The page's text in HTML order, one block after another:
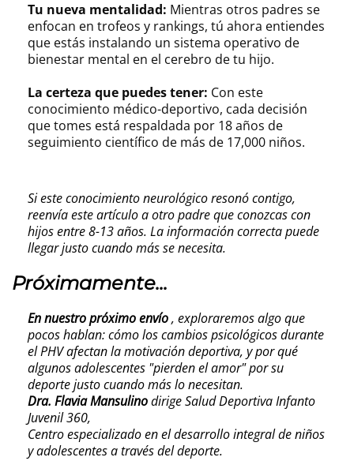
Tu nueva mentalidad: Mientras otros padres se
enfocan en trofeos y rankings, tú ahora entiendes
que estás instalando un sistema operativo de
bienestar mental en el cerebro de tu hijo.
La certeza que puedes tener: Con este
conocimiento médico-deportivo, cada decisión
que tomes está respaldada por 18 años de
seguimiento científico de más de 17,000 niños.
Si este conocimiento neurológico resonó contigo,
reenvía este artículo a otro padre que conozcas con
hijos entre 8-13 años. La información correcta puede
llegar justo cuando más se necesita.
Próximamente...
En nuestro próximo envío, exploraremos algo que
pocos hablan: cómo los cambios psicológicos durante
el PHV afectan la motivación deportiva, y por qué
algunos adolescentes "pierden el amor" por su
deporte justo cuando más lo necesitan.
Dra. Flavia Mansulinodirige Salud Deportiva Infanto
Juvenil 360,
Centro especializado en el desarrollo integral de niños
y adolescentes a través del deporte.